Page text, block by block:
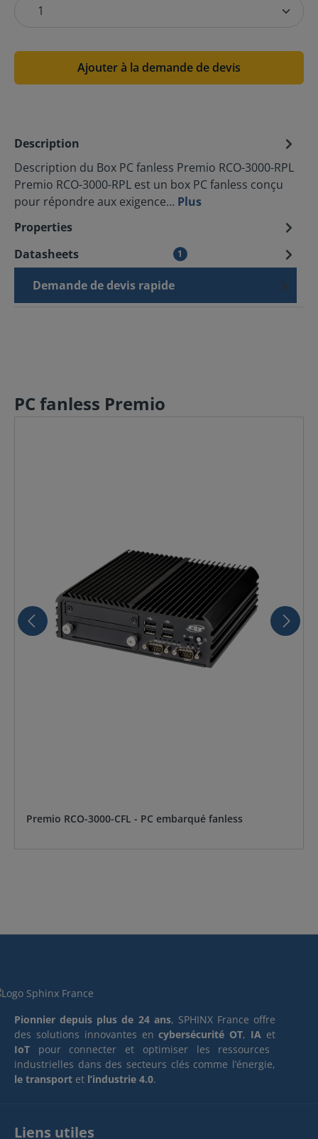
Ajouter à la demande de devis
Description
Description du Box PC fanless Premio RCO-3000-RPL
Premio RCO-3000-RPL est un box PC fanless conçu
pour répondre aux exigence… Plus
Properties
Datasheets
1
Demande de devis rapide
PC fanless Premio
Premio RCO-3000-CFL - PC embarqué fanless
Pionnier depuis plus de 24 ans, SPHINX France offre
des solutions innovantes encybersécurité OT, IA et
IoT pour connecter et optimiser les ressources
industrielles dans des secteurs clés comme l’énergie,
le transport et l’industrie 4.0.
Liens utiles